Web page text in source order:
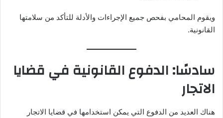
ويقوم المحامي بفحص جميع الإجراءات والأدلة للتأكد من سلامتها
القانونية.
سادسًا: الدفوع القانونية في قضايا
الاتجار
هناك العديد من الدفوع التي يمكن استخدامها في قضايا الاتجار